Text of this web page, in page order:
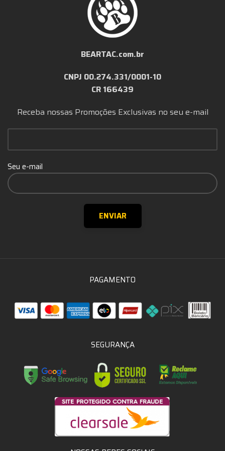
BEARTAC.com.br
CNPJ 00.274.331/0001-10
CR 166439
Receba nossas Promoções Exclusivas no seu e-mail
Seu e-mail
PAGAMENTO
SEGURANÇA